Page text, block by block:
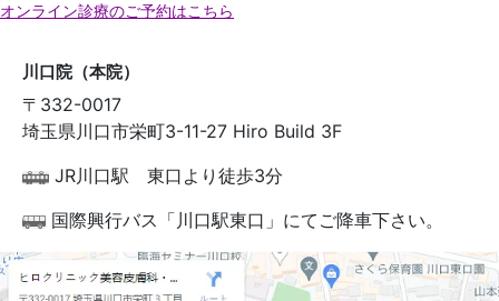
オンライン診療のご予約はこちら
川口院（本院）
〒332-0017
埼玉県川口市栄町3-11-27 Hiro Build 3F
JR川口駅 東口より徒歩3分
国際興行バス「川口駅東口」にてご降車下さい。